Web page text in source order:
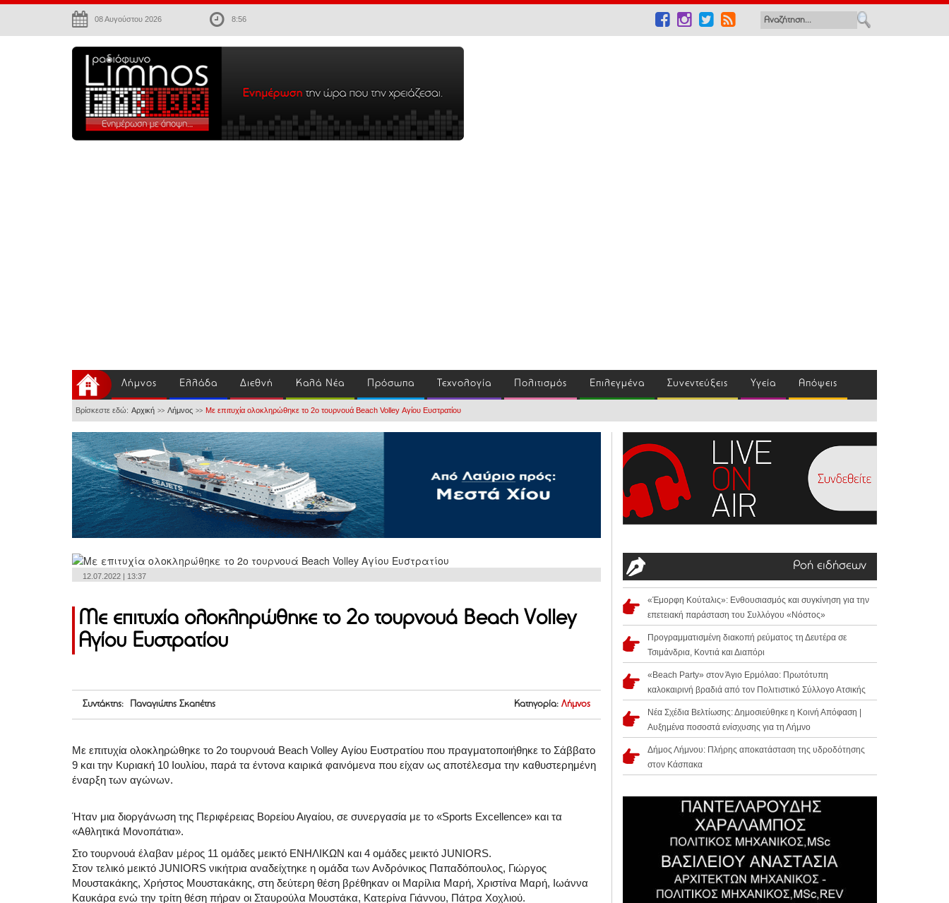
08 Αυγούστου 2026 8:56
Λήμνος Ελλάδα Διεθνή Καλά Νέα Πρόσωπα Τεχνολογία Πολιτισμός Επιλεγμένα Συνεντεύξεις Υγεία Απόψεις
Βρίσκεστε εδώ: Αρχική >> Λήμνος >> Με επιτυχία ολοκληρώθηκε το 2ο τουρνουά Beach Volley Αγίου Ευστρατίου
12.07.2022 | 13:37
Με επιτυχία ολοκληρώθηκε το 2ο τουρνουά Beach Volley
Αγίου Ευστρατίου
Συντάκτης: Παναγιώτης Σκαπέτης Κατηγορία: Λήμνος
Με επιτυχία ολοκληρώθηκε το 2ο τουρνουά Beach Volley Αγίου Ευστρατίου που πραγματοποιήθηκε το Σάββατο
9 και την Κυριακή 10 Ιουλίου, παρά τα έντονα καιρικά φαινόμενα που είχαν ως αποτέλεσμα την καθυστερημένη
έναρξη των αγώνων.
Ήταν μια διοργάνωση της Περιφέρειας Βορείου Αιγαίου, σε συνεργασία με το «Sports Excellence» και τα
«Αθλητικά Μονοπάτια».
Στο τουρνουά έλαβαν μέρος 11 ομάδες μεικτό ΕΝΗΛΙΚΩΝ και 4 ομάδες μεικτό JUNIORS.
Στον τελικό μεικτό JUNIORS νικήτρια αναδείχτηκε η ομάδα των Ανδρόνικος Παπαδόπουλος, Γιώργος
Μουστακάκης, Χρήστος Μουστακάκης, στη δεύτερη θέση βρέθηκαν οι Μαρίλια Μαρή, Χριστίνα Μαρή, Ιωάννα
Καυκάρα ενώ την τρίτη θέση πήραν οι Σταυρούλα Μουστάκα, Κατερίνα Γιάννου, Πάτρα Χοχλιού.
Ροή ειδήσεων
«Έμορφη Κούταλις»: Ενθουσιασμός και συγκίνηση για την
επετειακή παράσταση του Συλλόγου «Νόστος»
Προγραμματισμένη διακοπή ρεύματος τη Δευτέρα σε
Τσιμάνδρια, Κοντιά και Διαπόρι
«Beach Party» στον Άγιο Ερμόλαο: Πρωτότυπη
καλοκαιρινή βραδιά από τον Πολιτιστικό Σύλλογο Ατσικής
Νέα Σχέδια Βελτίωσης: Δημοσιεύθηκε η Κοινή Απόφαση |
Αυξημένα ποσοστά ενίσχυσης για τη Λήμνο
Δήμος Λήμνου: Πλήρης αποκατάσταση της υδροδότησης
στον Κάσπακα